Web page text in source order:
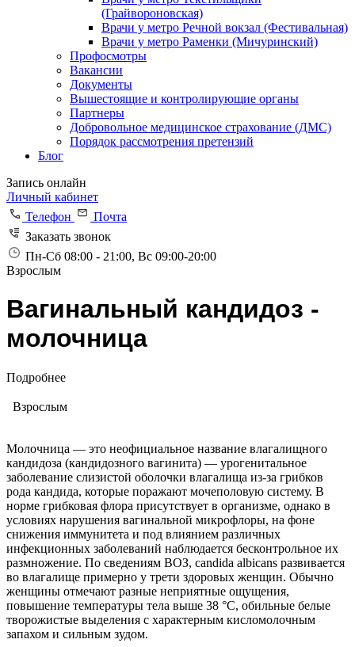
(Грайвороновская)
Врачи у метро Речной вокзал (Фестивальная)
Врачи у метро Раменки (Мичуринский)
Профосмотры
Вакансии
Документы
Вышестоящие и контролирующие органы
Партнеры
Добровольное медицинское страхование (ДМС)
Порядок рассмотрения претензий
Блог
Запись онлайн
Личный кабинет
Телефон
Почта
Заказать звонок
Пн-Сб 08:00 - 21:00, Вс 09:00-20:00
Взрослым
Вагинальный кандидоз -
молочница
Подробнее
Взрослым
Молочница — это неофициальное название влагалищного
кандидоза (кандидозного вагинита) — урогенитальное
заболевание слизистой оболочки влагалища из-за грибков
рода кандида, которые поражают мочеполовую систему. В
норме грибковая флора присутствует в организме, однако в
условиях нарушения вагинальной микрофлоры, на фоне
снижения иммунитета и под влиянием различных
инфекционных заболеваний наблюдается бесконтрольное их
размножение. По сведениям ВОЗ, candida albicans развивается
во влагалище примерно у трети здоровых женщин. Обычно
женщины отмечают разные неприятные ощущения,
повышение температуры тела выше 38 °С, обильные белые
творожистые выделения с характерным кисломолочным
запахом и сильным зудом.